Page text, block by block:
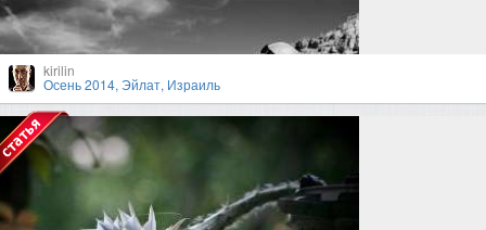
kirilin
Осень 2014, Эйлат, Израиль